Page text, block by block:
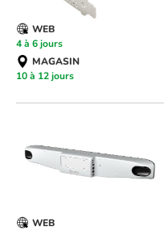
WEB
4 à 6 jours
MAGASIN
10 à 12 jours
WEB